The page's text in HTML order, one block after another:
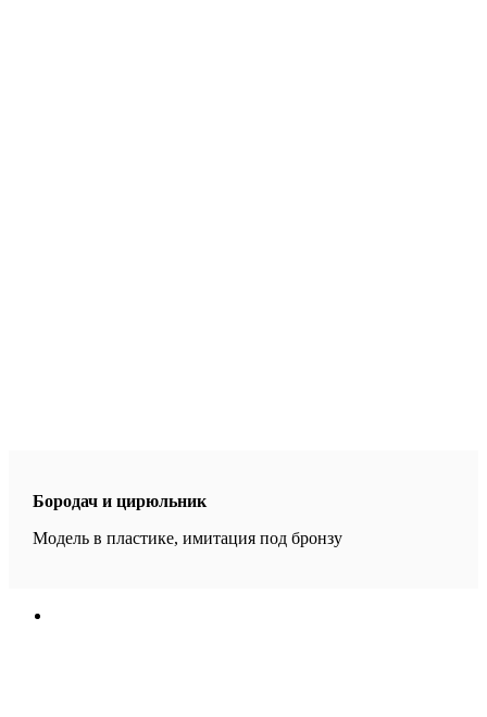
Бородач и цирюльник
Модель в пластике, имитация под бронзу